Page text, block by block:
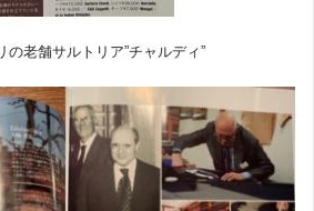
の老舗サルトリア”チャルディ”